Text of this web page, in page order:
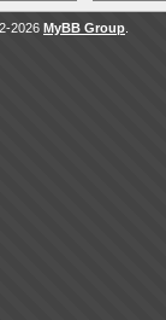
2026 MyBB Group